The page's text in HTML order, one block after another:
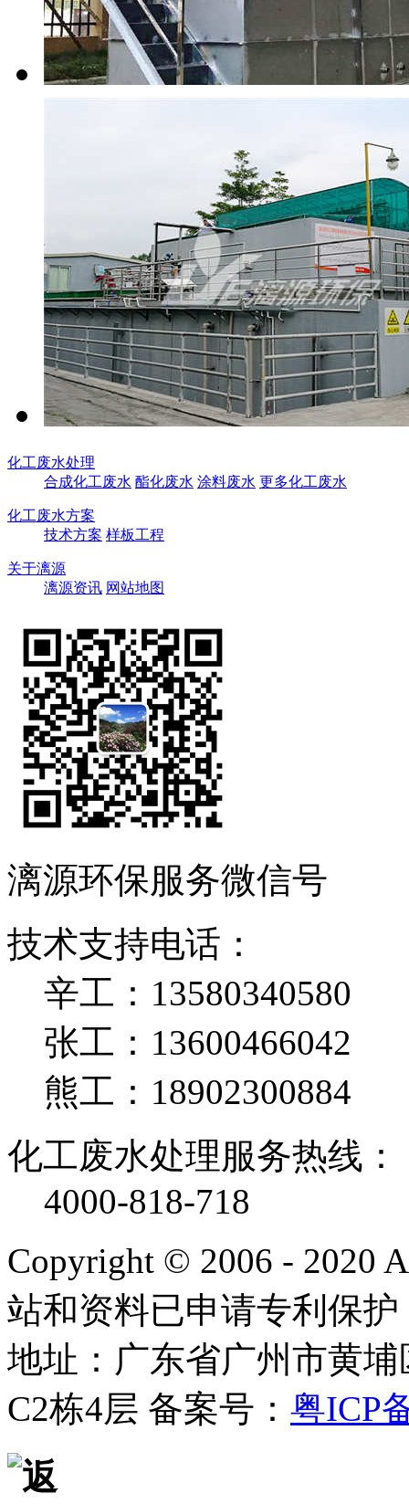
化工废水处理
合成化工废水 酯化废水 涂料废水 更多化工废水
化工废水方案
技术方案 样板工程
关于漓源
漓源资讯 网站地图
漓源环保服务微信号
技术支持电话：
辛工：13580340580
张工：13600466042
熊工：18902300884
化工废水处理服务热线：
4000-818-718
Copyright © 2006 - 2020
站和资料已申请专利保
地址：广东省广州市黄
C2栋4层 备案号： 粤ICP